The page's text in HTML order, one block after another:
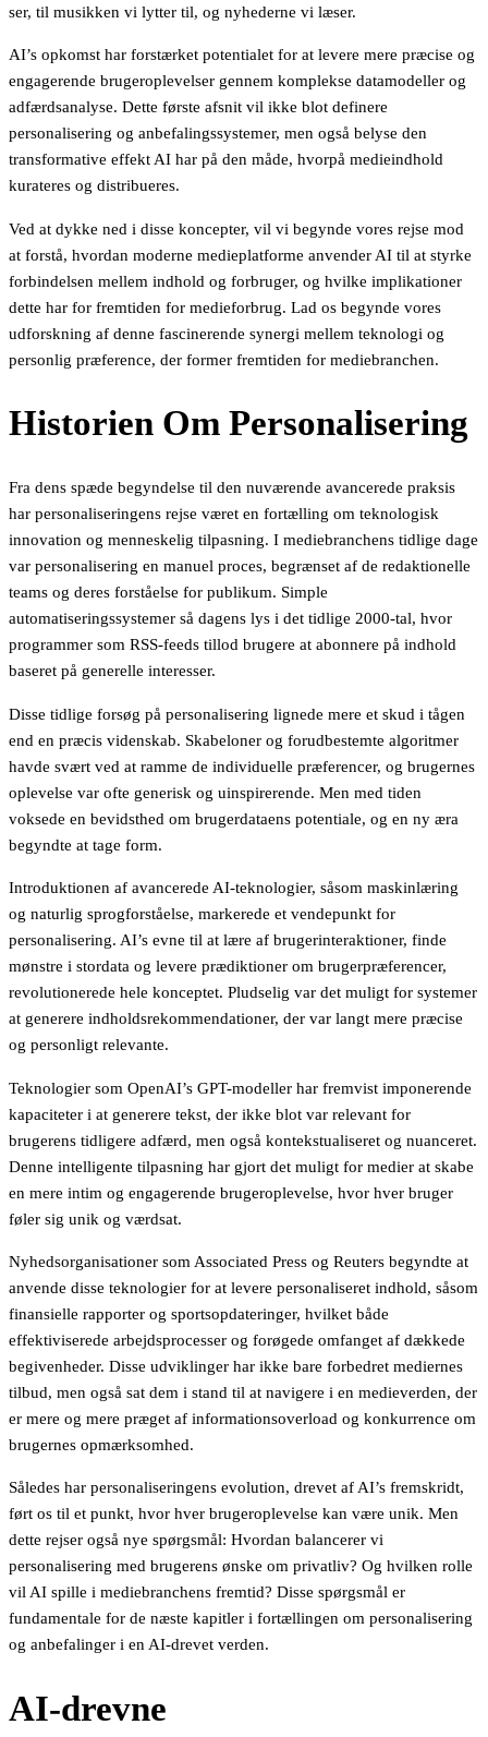
ser, til musikken vi lytter til, og nyhederne vi læser.
AI’s opkomst har forstærket potentialet for at levere mere præcise og
engagerende brugeroplevelser gennem komplekse datamodeller og
adfærdsanalyse. Dette første afsnit vil ikke blot definere
personalisering og anbefalingssystemer, men også belyse den
transformative effekt AI har på den måde, hvorpå medieindhold
kurateres og distribueres.
Ved at dykke ned i disse koncepter, vil vi begynde vores rejse mod
at forstå, hvordan moderne medieplatforme anvender AI til at styrke
forbindelsen mellem indhold og forbruger, og hvilke implikationer
dette har for fremtiden for medieforbrug. Lad os begynde vores
udforskning af denne fascinerende synergi mellem teknologi og
personlig præference, der former fremtiden for mediebranchen.
Historien Om Personalisering
Fra dens spæde begyndelse til den nuværende avancerede praksis
har personaliseringens rejse været en fortælling om teknologisk
innovation og menneskelig tilpasning. I mediebranchens tidlige dage
var personalisering en manuel proces, begrænset af de redaktionelle
teams og deres forståelse for publikum. Simple
automatiseringssystemer så dagens lys i det tidlige 2000-tal, hvor
programmer som RSS-feeds tillod brugere at abonnere på indhold
baseret på generelle interesser.
Disse tidlige forsøg på personalisering lignede mere et skud i tågen
end en præcis videnskab. Skabeloner og forudbestemte algoritmer
havde svært ved at ramme de individuelle præferencer, og brugernes
oplevelse var ofte generisk og uinspirerende. Men med tiden
voksede en bevidsthed om brugerdataens potentiale, og en ny æra
begyndte at tage form.
Introduktionen af avancerede AI-teknologier, såsom maskinlæring
og naturlig sprogforståelse, markerede et vendepunkt for
personalisering. AI’s evne til at lære af brugerinteraktioner, finde
mønstre i stordata og levere prædiktioner om brugerpræferencer,
revolutionerede hele konceptet. Pludselig var det muligt for systemer
at generere indholdsrekommendationer, der var langt mere præcise
og personligt relevante.
Teknologier som OpenAI’s GPT-modeller har fremvist imponerende
kapaciteter i at generere tekst, der ikke blot var relevant for
brugerens tidligere adfærd, men også kontekstualiseret og nuanceret.
Denne intelligente tilpasning har gjort det muligt for medier at skabe
en mere intim og engagerende brugeroplevelse, hvor hver bruger
føler sig unik og værdsat.
Nyhedsorganisationer som Associated Press og Reuters begyndte at
anvende disse teknologier for at levere personaliseret indhold, såsom
finansielle rapporter og sportsopdateringer, hvilket både
effektiviserede arbejdsprocesser og forøgede omfanget af dækkede
begivenheder. Disse udviklinger har ikke bare forbedret mediernes
tilbud, men også sat dem i stand til at navigere i en medieverden, der
er mere og mere præget af informationsoverload og konkurrence om
brugernes opmærksomhed.
Således har personaliseringens evolution, drevet af AI’s fremskridt,
ført os til et punkt, hvor hver brugeroplevelse kan være unik. Men
dette rejser også nye spørgsmål: Hvordan balancerer vi
personalisering med brugerens ønske om privatliv? Og hvilken rolle
vil AI spille i mediebranchens fremtid? Disse spørgsmål er
fundamentale for de næste kapitler i fortællingen om personalisering
og anbefalinger i en AI-drevet verden.
AI-drevne